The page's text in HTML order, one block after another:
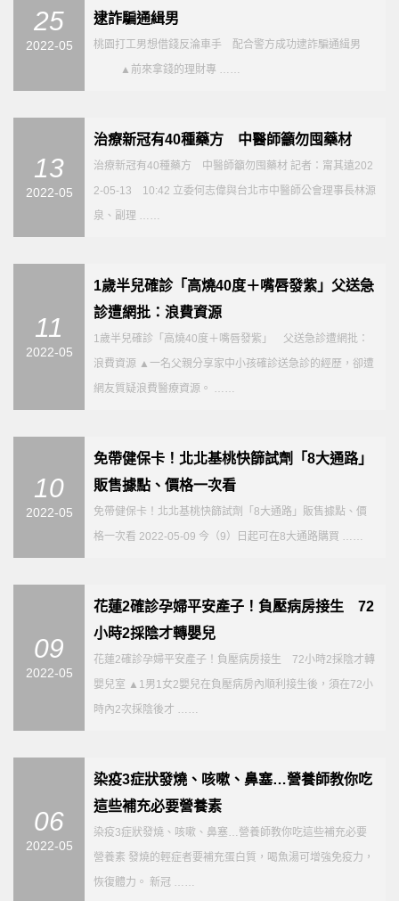
25
2022-05
逮詐騙通緝男
桃園打工男想借錢反淪車手 配合警方成功逮詐騙通緝男
▲前來拿錢的理財專 ……
13
2022-05
治療新冠有40種藥方 中醫師籲勿囤藥材
治療新冠有40種藥方 中醫師籲勿囤藥材 記者：甯其遠202
2-05-13 10:42 立委何志偉與台北市中醫師公會理事長林源
泉、副理 ……
11
2022-05
1歲半兒確診「高燒40度＋嘴唇發紫」父送急
診遭網批：浪費資源
1歲半兒確診「高燒40度＋嘴唇發紫」 父送急診遭網批：
浪費資源 ▲一名父親分享家中小孩確診送急診的經歷，卻遭
網友質疑浪費醫療資源。 ……
10
2022-05
免帶健保卡！北北基桃快篩試劑「8大通路」
販售據點、價格一次看
免帶健保卡！北北基桃快篩試劑「8大通路」販售據點、價
格一次看 2022-05-09 今（9）日起可在8大通路購買 ……
09
2022-05
花蓮2確診孕婦平安產子！負壓病房接生 72
小時2採陰才轉嬰兒
花蓮2確診孕婦平安產子！負壓病房接生 72小時2採陰才轉
嬰兒室 ▲1男1女2嬰兒在負壓病房內順利接生後，須在72小
時內2次採陰後才 ……
06
2022-05
染疫3症狀發燒、咳嗽、鼻塞…營養師教你吃
這些補充必要營養素
染疫3症狀發燒、咳嗽、鼻塞…營養師教你吃這些補充必要
營養素 發燒的輕症者要補充蛋白質，喝魚湯可增強免疫力，
恢復體力。 新冠 ……